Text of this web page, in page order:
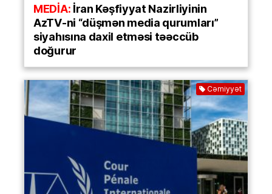
MEDİA:İran Kəşfiyyat Nazirliyinin
AzTV-ni “düşmən media qurumları”
siyahısına daxil etməsi təəccüb
doğurur
Cəmiyyət